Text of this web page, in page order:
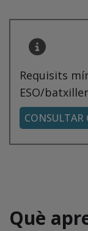
Requisits
ESO/
CONSULTAR
Què